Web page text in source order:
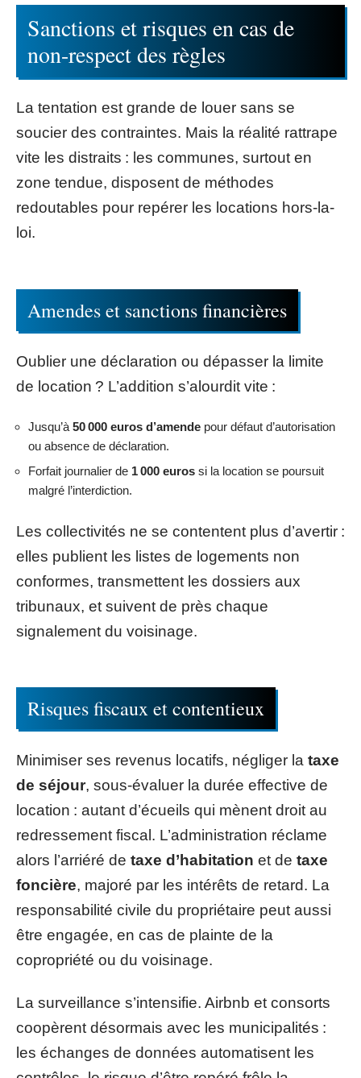
Sanctions et risques en cas de
non-respect des règles
La tentation est grande de louer sans se
soucier des contraintes. Mais la réalité rattrape
vite les distraits : les communes, surtout en
zone tendue, disposent de méthodes
redoutables pour repérer les locations hors-la-
loi.
Amendes et sanctions financières
Oublier une déclaration ou dépasser la limite
de location ? L’addition s’alourdit vite :
Jusqu’à 50 000 euros d’amende pour défaut d’autorisation
ou absence de déclaration.
Forfait journalier de 1 000 euros si la location se poursuit
malgré l’interdiction.
Les collectivités ne se contentent plus d’avertir :
elles publient les listes de logements non
conformes, transmettent les dossiers aux
tribunaux, et suivent de près chaque
signalement du voisinage.
Risques fiscaux et contentieux
Minimiser ses revenus locatifs, négliger la taxe
de séjour, sous-évaluer la durée effective de
location : autant d’écueils qui mènent droit au
redressement fiscal. L’administration réclame
alors l’arriéré de taxe d’habitation et de taxe
foncière, majoré par les intérêts de retard. La
responsabilité civile du propriétaire peut aussi
être engagée, en cas de plainte de la
copropriété ou du voisinage.
La surveillance s’intensifie. Airbnb et consorts
coopèrent désormais avec les municipalités :
les échanges de données automatisent les